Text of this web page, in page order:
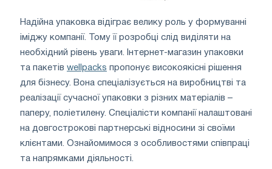
Надійна упаковка відіграє велику роль у формуванні
іміджу компанії. Тому її розробці слід виділяти на
необхідний рівень уваги. Інтернет-магазин упаковки
та пакетів wellpacks пропонує високоякісні рішення
для бізнесу. Вона спеціалізується на виробництві та
реалізації сучасної упаковки з різних матеріалів –
паперу, поліетилену. Спеціалісти компанії налаштовані
на довгострокові партнерські відносини зі своїми
клієнтами. Ознайомимося з особливостями співпраці
та напрямками діяльності.